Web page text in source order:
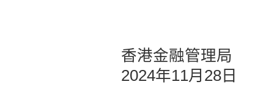
香港金融管理局
2024年11月28日